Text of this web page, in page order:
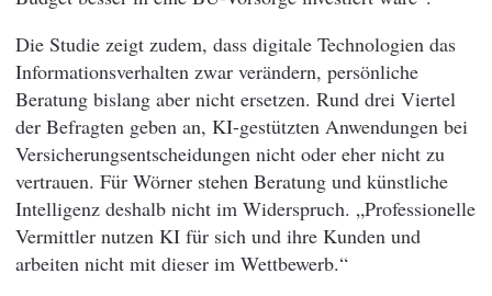
Die Studie zeigt zudem, dass digitale Technologien das
Informationsverhalten zwar verändern, persönliche
Beratung bislang aber nicht ersetzen. Rund drei Viertel
der Befragten geben an, KI-gestützten Anwendungen bei
Versicherungsentscheidungen nicht oder eher nicht zu
vertrauen. Für Wörner stehen Beratung und künstliche
Intelligenz deshalb nicht im Widerspruch. „Professionelle
Vermittler nutzen KI für sich und ihre Kunden und
arbeiten nicht mit dieser im Wettbewerb.“